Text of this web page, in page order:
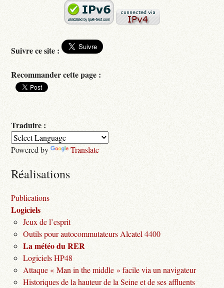
Suivre ce site :
Recommander cette page :
Traduire :
Powered by Translate
Réalisations
Publications
Logiciels
Jeux de l’esprit
Outils pour autocommutateurs Alcatel 4400
La météo du RER
Logiciels HP48
Attaque « Man in the middle » facile via un navigateur
Historiques de la hauteur de la Seine et de ses affluents